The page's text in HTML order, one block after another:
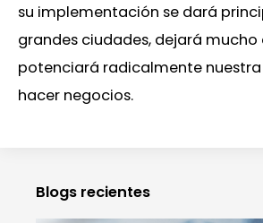
su implementación se dará
grandes ciudades, dejará mucho
potenciará radicalmente
hacer negocios.
Blogs recientes